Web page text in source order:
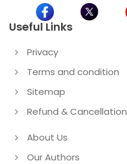
Useful Links
Privacy
Terms and condition
Sitemap
Refund & Cancellation
About Us
Our Authors